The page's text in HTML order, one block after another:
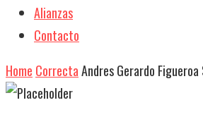
Alianzas
Contacto
Home CorrectaAndres Gerardo Figueroa